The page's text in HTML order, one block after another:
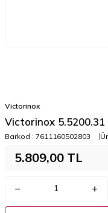
Victorinox
Victorinox 5.5200.31
Barkod : 7611160502803
5.809,00 TL